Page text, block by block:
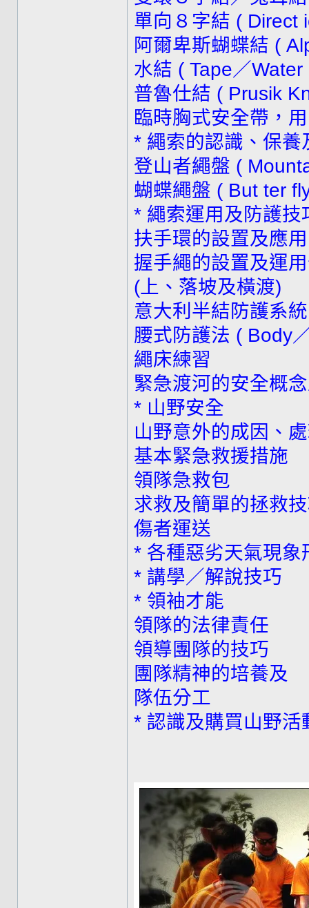
單向８字結 ( Direct
阿爾卑斯蝴蝶結 (
水結 ( Tape／
普魯仕結 ( Prusik
臨時胸式安全帶，
* 繩索的認識、保養
登山者繩盤 (
蝴蝶繩盤 ( But ter
* 繩索運用及防護技
扶手環的設置及應
握手繩的設置及運
(上、落坡及橫渡)
意大利半結防護系
腰式防護法 ( Body
繩床練習
緊急渡河的安全概
* 山野安全
山野意外的成因、
基本緊急救援措施
領隊急救包
求救及簡單的拯救
傷者運送
* 各種惡劣天氣現象
* 講學／解說技巧
* 領袖才能
領隊的法律責任
領導團隊的技巧
團隊精神的培養及
隊伍分工
* 認識及購買山野活